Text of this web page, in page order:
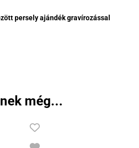
persely ajándék gravírozással
még...